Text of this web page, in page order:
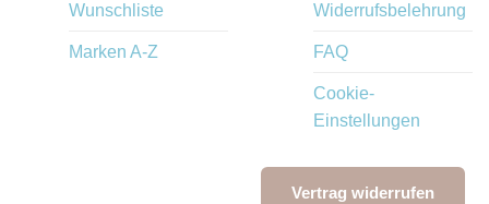
Wunschliste
Marken A-Z
Widerrufsbelehrung
FAQ
Cookie-
Einstellungen
Vertrag widerrufen